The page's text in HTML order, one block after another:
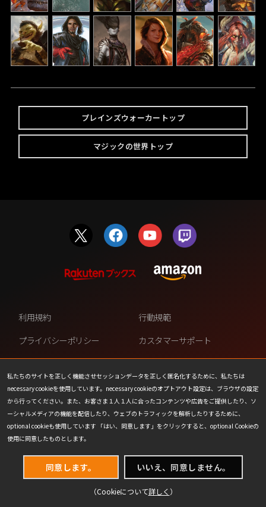
プレインズウォーカートップ
マジックの世界トップ
私たちのサイトを正しく機能させセッションデータを正しく匿名化するために、私たちは
necessary cookieを使用しています。necessary cookieのオプトアウト設定は、ブラウザの設定
から行ってください。また、お客さま１人１人に合ったコンテンツや広告をご提供したり、ソ
ーシャルメディアの機能を配信したり、ウェブのトラフィックを解析したりするために、
optional cookieも使用しています 「はい、同意します」をクリックすると、optional Cookieの
使用に同意したものとします。
同意します。 いいえ、同意しません。
（Cookieについて詳しく ）
利用規約
行動規範
プライバシーポリシー
カスタマーサポート
ファンコンテンツ・ポリシー
個人情報の販売や共有を許可し
ない
COOKIE
プレスリリース
会社情報
お問い合わせ